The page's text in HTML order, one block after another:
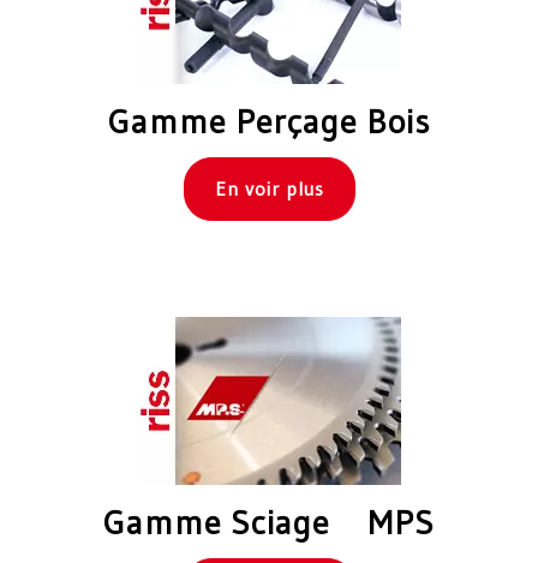
Gamme Perçage Bois
En voir plus
Gamme Sciage MPS